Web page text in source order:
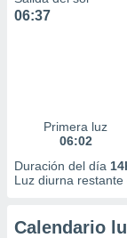
06:37
Primera luz
06:02
Duración del día
Luz diurna restante
Calendario